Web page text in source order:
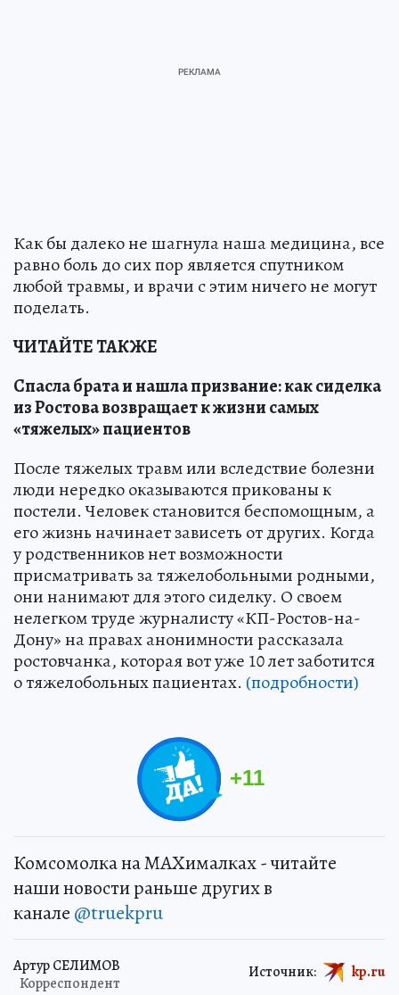
Как бы далеко не шагнула наша медицина, все
равно боль до сих пор является спутником
любой травмы, и врачи с этим ничего не могут
поделать.
ЧИТАЙТЕ ТАКЖЕ
Спасла брата и нашла призвание: как сиделка
из Ростова возвращает к жизни самых
«тяжелых» пациентов
После тяжелых травм или вследствие болезни
люди нередко оказываются прикованы к
постели. Человек становится беспомощным, а
его жизнь начинает зависеть от других. Когда
у родственников нет возможности
присматривать за тяжелобольными родными,
они нанимают для этого сиделку. О своем
нелегком труде журналисту «КП-Ростов-на-
Дону» на правах анонимности рассказала
ростовчанка, которая вот уже 10 лет заботится
о тяжелобольных пациентах. (подробности)
+11
Комсомолка на MAXималках - читайте
наши новости раньше других в
канале @truekpru
Артур СЕЛИМОВ
Корреспондент
Источник: kp.ru